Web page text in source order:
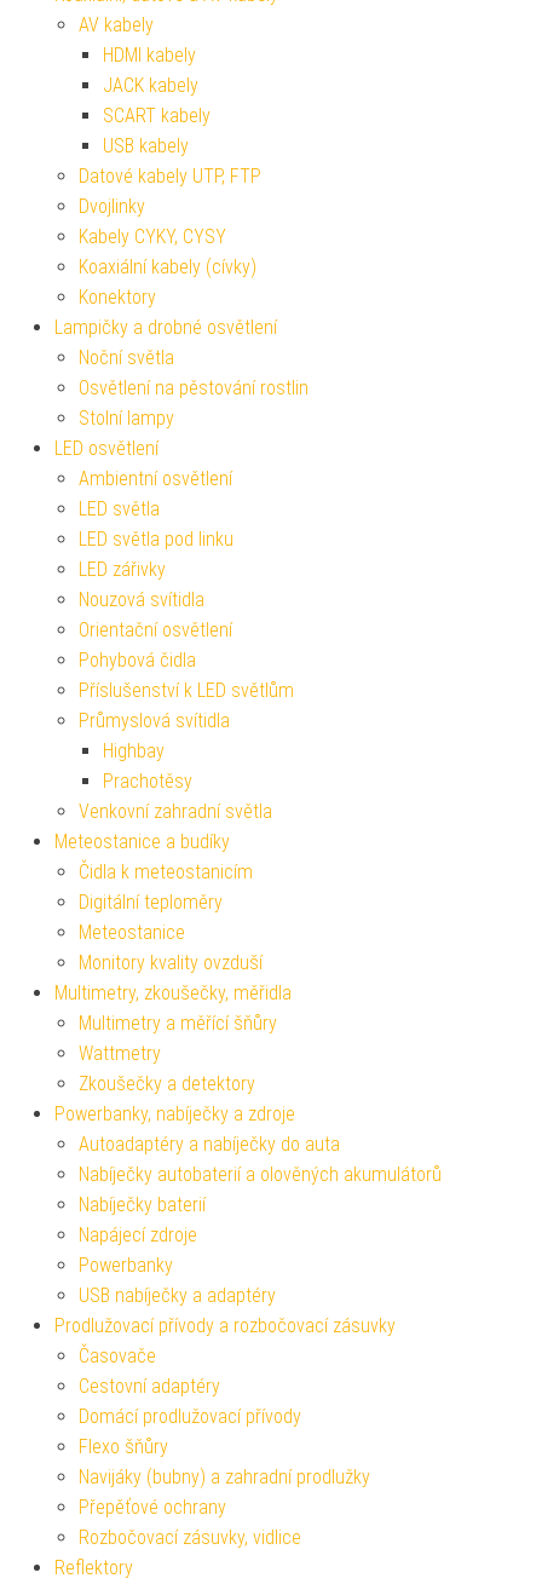
AV kabely
HDMI kabely
JACK kabely
SCART kabely
USB kabely
Datové kabely UTP, FTP
Dvojlinky
Kabely CYKY, CYSY
Koaxiální kabely (cívky)
Konektory
Lampičky a drobné osvětlení
Noční světla
Osvětlení na pěstování rostlin
Stolní lampy
LED osvětlení
Ambientní osvětlení
LED světla
LED světla pod linku
LED zářivky
Nouzová svítidla
Orientační osvětlení
Pohybová čidla
Příslušenství k LED světlům
Průmyslová svítidla
Highbay
Prachotěsy
Venkovní zahradní světla
Meteostanice a budíky
Čidla k meteostanicím
Digitální teploměry
Meteostanice
Monitory kvality ovzduší
Multimetry, zkoušečky, měřidla
Multimetry a měřící šňůry
Wattmetry
Zkoušečky a detektory
Powerbanky, nabíječky a zdroje
Autoadaptéry a nabíječky do auta
Nabíječky autobaterií a olověných akumulátorů
Nabíječky baterií
Napájecí zdroje
Powerbanky
USB nabíječky a adaptéry
Prodlužovací přívody a rozbočovací zásuvky
Časovače
Cestovní adaptéry
Domácí prodlužovací přívody
Flexo šňůry
Navijáky (bubny) a zahradní prodlužky
Přepěťové ochrany
Rozbočovací zásuvky, vidlice
Reflektory